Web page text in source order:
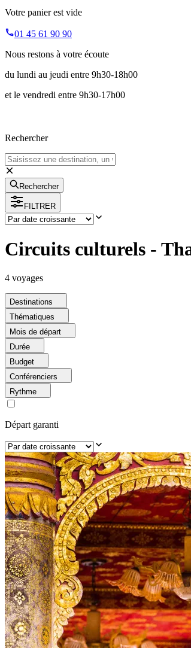
Votre panier est vide
01 45 61 90 90
Nous restons à votre écoute
du lundi au jeudi entre 9h30-18h00
et le vendredi entre 9h30-17h00
Rechercher
Rechercher
FILTRER
Circuits culturels -
4 voyages
Destinations
Thématiques
Mois de départ
Durée
Budget
Conférenciers
Rythme
Départ garanti